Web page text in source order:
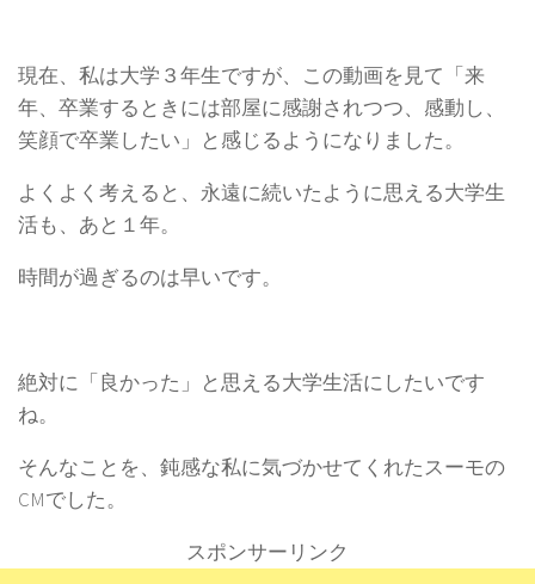
現在、私は大学３年生ですが、この動画を見て「来
年、卒業するときには部屋に感謝されつつ、感動し、
笑顔で卒業したい」と感じるようになりました。
よくよく考えると、永遠に続いたように思える大学生
活も、あと１年。
時間が過ぎるのは早いです。
絶対に「良かった」と思える大学生活にしたいです
ね。
そんなことを、鈍感な私に気づかせてくれたスーモの
CMでした。
スポンサーリンク